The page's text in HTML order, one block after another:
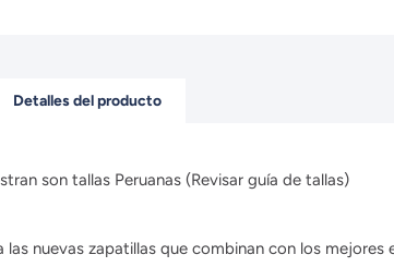
Detalles del producto
son tallas Peruanas (Revisar guía de tallas)
las nuevas zapatillas que combinan con los